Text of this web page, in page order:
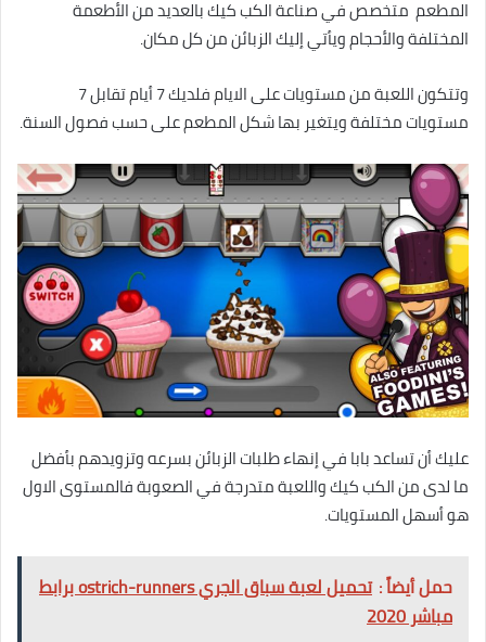
المطعم متخصص في صناعة الكب كيك بالعديد من الأطعمة
المختلفة والأحجام ويأتي إليك الزبائن من كل مكان.
وتتكون اللعبة من مستويات على الايام فلديك 7 أيام تقابل 7
مستويات مختلفة ويتغير بها شكل المطعم على حسب فصول السنة.
عليك أن تساعد بابا في إنهاء طلبات الزبائن بسرعه وتزويدهم بأفضل
ما لدى من الكب كيك واللعبة متدرجة في الصعوبة فالمستوى الاول
هو أسهل المستويات.
حمل أيضاً :
تحميل لعبة سباق الجري ostrich-runners برابط
مباشر 2020